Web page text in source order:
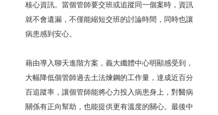
核心資訊。當個管師要交班或追蹤同一個案時，資訊
就不會遺漏，不僅能縮短交班的討論時間，同時也讓
病患感到安心。
藉由導入聊天進階方案，義大纖體中心明顯感受到，
大幅降低個管師過去土法煉鋼的工作量，達成近百分
百追蹤率，讓個管師能將心力投入病患身上，對醫病
關係有正向幫助，也能提供更有溫度的關心。最後中